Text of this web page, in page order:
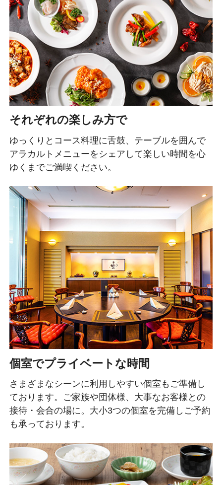
それぞれの楽しみ方で
ゆっくりとコース料理に舌鼓、テーブルを囲んで
アラカルトメニューをシェアして楽しい時間を心
ゆくまでご満喫ください。
個室でプライベートな時間
さまざまなシーンに利用しやすい個室もご準備し
ております。ご家族や団体様、大事なお客様との
接待・会合の場に。大小3つの個室を完備しご予約
も承っております。